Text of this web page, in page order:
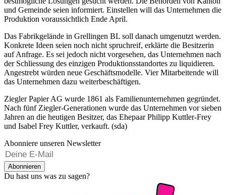
und Gemeinde seien informiert. Einstellen will das Unternehmen die
Produktion voraussichtlich Ende April.
Das Fabrikgelände in Grellingen BL soll danach umgenutzt werden.
Konkrete Ideen seien noch nicht spruchreif, erklärte die Besitzerin
auf Anfrage. Es sei jedoch nicht vorgesehen, das Unternehmen nach
der Schliessung des einzigen Produktionsstandortes zu liquidieren.
Angestrebt würden neue Geschäftsmodelle. Vier Mitarbeitende will
das Unternehmen dazu weiterbeschäftigen.
Ziegler Papier AG wurde 1861 als Familienunternehmen gegründet.
Nach fünf Ziegler-Generationen wurde das Unternehmen vor sieben
Jahren an die heutigen Besitzer, das Ehepaar Philipp Kuttler-Frey
und Isabel Frey Kuttler, verkauft. (sda)
Abonniere unseren Newsletter
Abonnieren
Du hast uns was zu sagen?